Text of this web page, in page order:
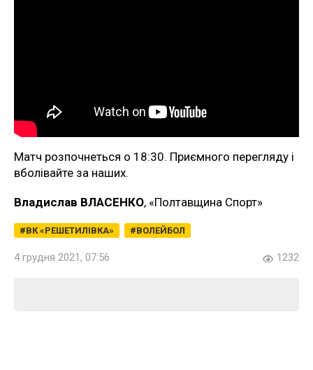
Матч розпочнеться о 18:30. Приємного перегляду і
вболівайте за наших.
Владислав ВЛАСЕНКО, «Полтавщина Спорт»
ВК «РЕШЕТИЛІВКА» ВОЛЕЙБОЛ
4 грудня 2021, 07:56 1232